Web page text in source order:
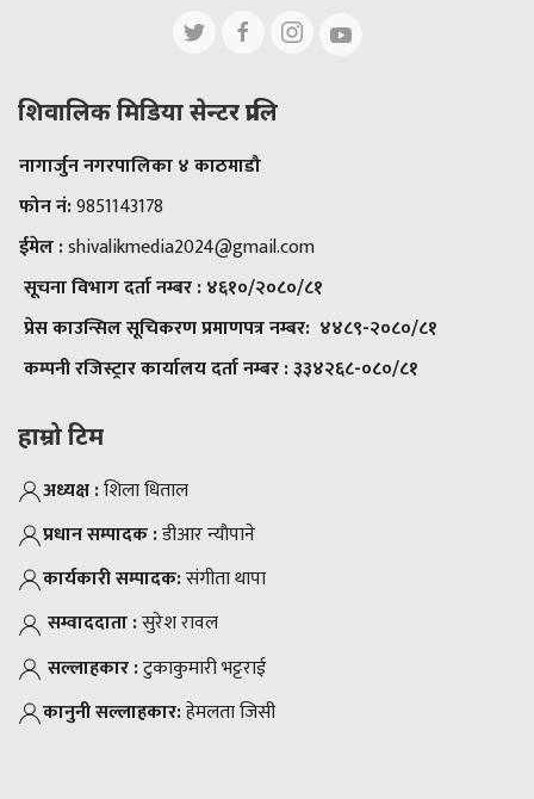
शिवालिक मिडिया सेन्टर प्रालि
नागार्जुन नगरपालिका ४ काठमाडौ
फोन नं:9851143178
ईमेल :shivalikmedia2024@gmail.com
सूचना विभाग दर्ता नम्बर :४६१०/२०८०/८१
प्रेस काउन्सिल सूचिकरण प्रमाणपत्र नम्बर: ४४८९-२०८०/८१
कम्पनी रजिस्ट्रार कार्यालय दर्ता नम्बर :३३४२६८-०८०/८१
हाम्रो टिम
अध्यक्ष :शिला धिताल
प्रधान सम्पादक :डीआर न्याैपाने
कार्यकारी सम्पादक:संगीता थापा
सम्वाददाता :सुरेश रावल
सल्लाहकार :टुकाकुमारी भट्टराई
कानुनी सल्लाहकार:हेमलता जिसी